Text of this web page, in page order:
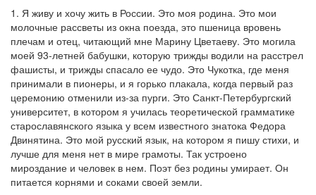
1. Я живу и хочу жить в России. Это моя родина. Это мои
молочные рассветы из окна поезда, это пшеница вровень
плечам и отец, читающий мне Марину Цветаеву. Это могила
моей 93-летней бабушки, которую трижды водили на расстрел
фашисты, и трижды спасало ее чудо. Это Чукотка, где меня
принимали в пионеры, и я горько плакала, когда первый раз
церемонию отменили из-за пурги. Это Санкт-Петербургский
университет, в котором я училась теоретической грамматике
старославянского языка у всем известного знатока Федора
Двинятина. Это мой русский язык, на котором я пишу стихи, и
лучше для меня нет в мире грамоты. Так устроено
мироздание и человек в нем. Поэт без родины умирает. Он
питается корнями и соками своей земли.